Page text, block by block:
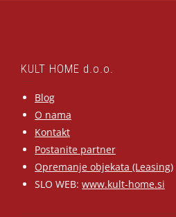
KULT HOME d.o.o.
Blog
O nama
Kontakt
Postanite partner
Opremanje objekata (Leasing)
SLO WEB: www.kult-home.si